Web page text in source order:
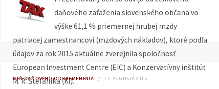
daňového zaťaženia slovenského občana vo
výške 61,1 % priemernej hrubej mzdy
patriacej zamestnancovi (mzdových nákladov), ktoré podľa
údajov za rok 2015 aktuálne zverejnila spoločnosť
European Investment Centre (EIC) a Konzervatívny inštitút
M. R. Štefánika (KI).
DEŇ DAŇOVÉHO ODBREMENENIA 11. AUGUSTA 2015